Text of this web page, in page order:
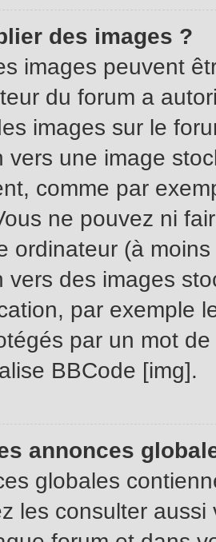
des images ?
images peuvent
du forum a
images sur le
vers une image
comme par
ne pouvez ni
ordinateur (à
vers des images
par exemple
par un mot
BBCode [img].
annonces
globales
les consulter